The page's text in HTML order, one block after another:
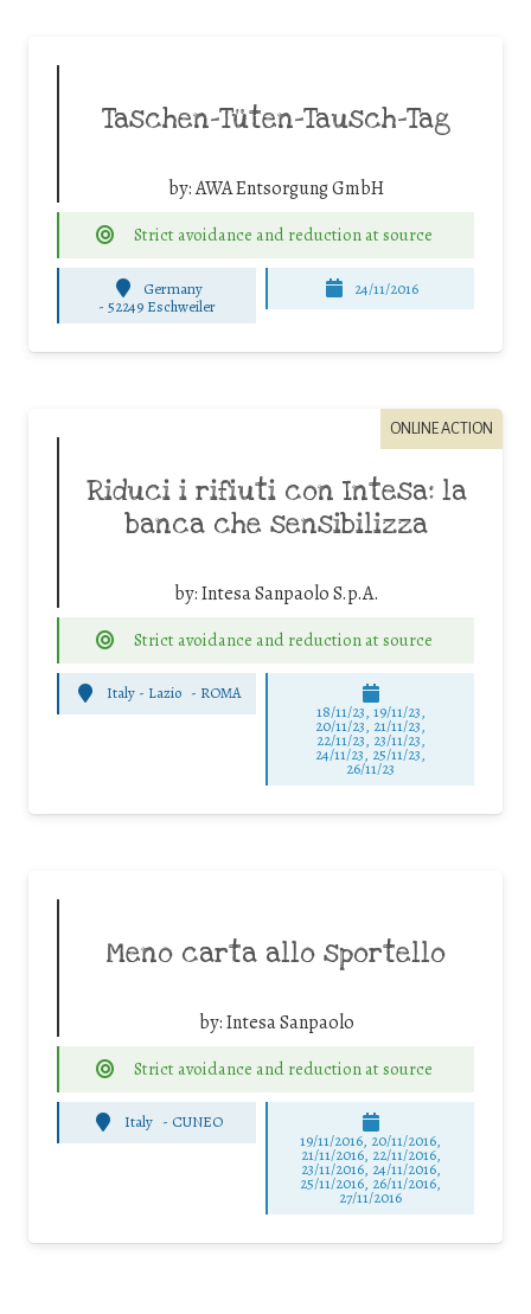
Taschen-Tüten-Tausch-Tag
by:AWA Entsorgung GmbH
Strict avoidance and reduction at source
Germany
-52249 Eschweiler
24/11/2016
ONLINE ACTION
Riduci i rifiuti con Intesa: la
banca che sensibilizza
by:Intesa Sanpaolo S.p.A.
Strict avoidance and reduction at source
Italy - Lazio - ROMA
18/11/23, 19/11/23,
20/11/23, 21/11/23,
22/11/23, 23/11/23,
24/11/23, 25/11/23,
26/11/23
Meno carta allo sportello
by:Intesa Sanpaolo
Strict avoidance and reduction at source
Italy - CUNEO
19/11/2016, 20/11/2016,
21/11/2016, 22/11/2016,
23/11/2016, 24/11/2016,
25/11/2016, 26/11/2016,
27/11/2016